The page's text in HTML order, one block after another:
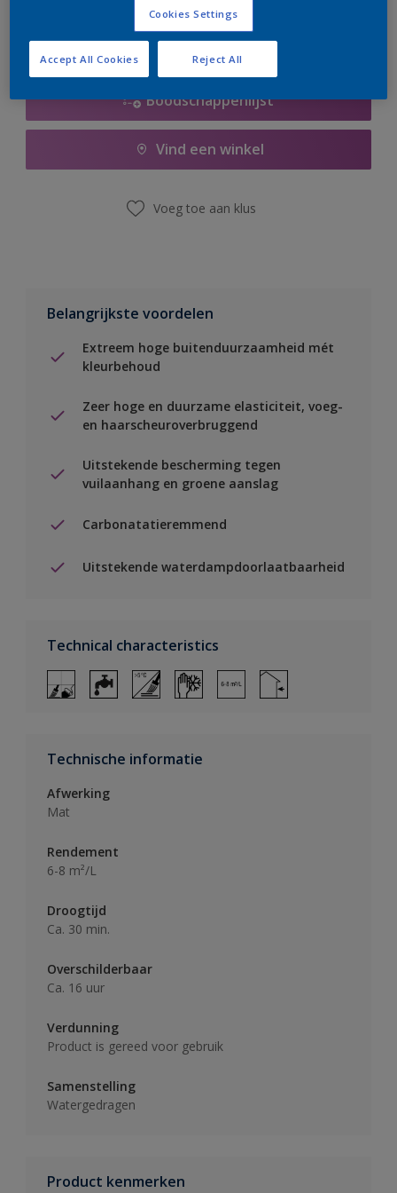
Boodschappenlijst
Vind een winkel
Voeg toe aan klus
Belangrijkste voordelen
Extreem hoge buitenduurzaamheid mét
kleurbehoud
Zeer hoge en duurzame elasticiteit, voeg-
en haarscheuroverbruggend
Uitstekende bescherming tegen
vuilaanhang en groene aanslag
Carbonatatieremmend
Uitstekende waterdampdoorlaatbaarheid
Technical characteristics
Technische informatie
Afwerking
Mat
Rendement
6-8 m²/L
Droogtijd
Ca. 30 min.
Overschilderbaar
Ca. 16 uur
Verdunning
Product is gereed voor gebruik
Samenstelling
Watergedragen
Product kenmerken
Cookies Settings
Reject All
Accept All Cookies